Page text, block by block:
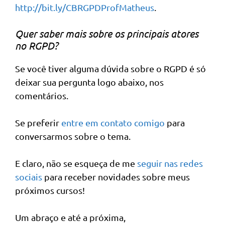
http://bit.ly/CBRGPDProfMatheus
Quer saber mais sobre os principais atores
no RGPD?
Se você tiver alguma dúvida sobre o RGPD é só
deixar sua pergunta logo abaixo, nos
comentários.
Se preferir entre em contato comigo para
conversarmos sobre o tema.
E claro, não se esqueça de me seguir nas redes
sociais para receber novidades sobre meus
próximos cursos!
Um abraço e até a próxima,